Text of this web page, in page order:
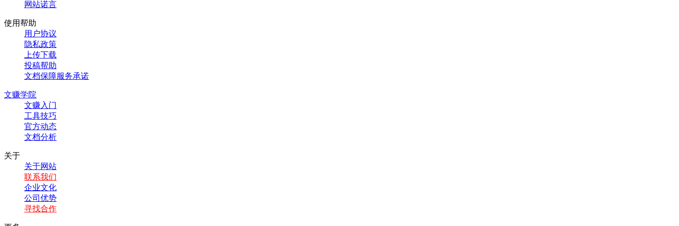
网站诺言
使用帮助
用户协议
隐私政策
上传下载
投稿帮助
文档保障服务承诺
文赚学院
文赚入门
工具技巧
官方动态
文档分析
关于
关于网站
联系我们
企业文化
公司优势
寻找合作